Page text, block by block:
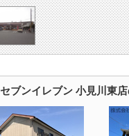
セブンイレブン 小見川東